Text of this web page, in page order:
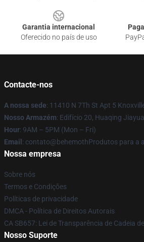
Garantia internacional
Oferecido no país de uso
Contacte-nos
A nossa sede: 11410 N 7Th St Apt 5
Nosso Armazém: Edifício 20, Huaqing
Hour: 9AM – 5PM (Mon – Fri)
Email : contato@behemothProdutos para a
Nossa empresa
Sobre nós
Termos e Condições
Políticas de privacidade
DMCA - Política de Direitos Autorais
CA SB657: Lei de Transparência de Cadeia
Nosso Suporte